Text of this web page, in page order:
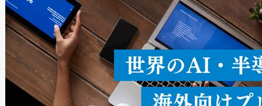
うにします。遠距離まで届く
密度なスキャ […]